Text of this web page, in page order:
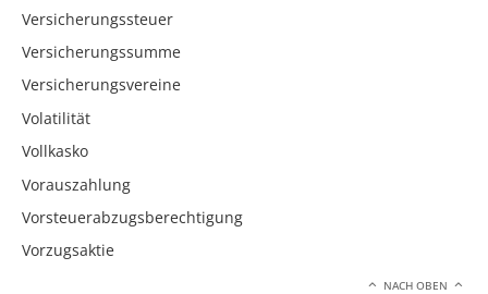
Versicherungssteuer
Versicherungssumme
Versicherungsvereine
Volatilität
Vollkasko
Vorauszahlung
Vorsteuerabzugsberechtigung
Vorzugsaktie
NACH OBEN